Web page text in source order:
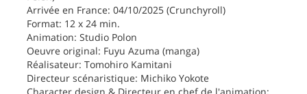
Arrivée en France: 04/10/2025 (Crunchyroll)
Format: 12 x 24 min.
Animation: Studio Polon
Oeuvre original: Fuyu Azuma (manga)
Réalisateur: Tomohiro Kamitani
Directeur scénaristique: Michiko Yokote